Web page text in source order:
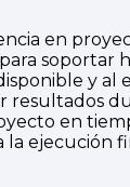
en
soportar
y al
resultados
en
la ejecución